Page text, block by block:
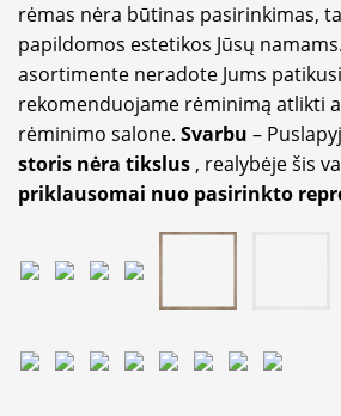
rėmas nėra būtinas pasirinkimas,
papildomos estetikos Jūsų
asortimente neradote Jums
rekomenduojame rėminimą atlikti
rėminimo salone. Svarbu –
storis nėra tikslus , realybėje šis
priklausomai nuo pasirinkto